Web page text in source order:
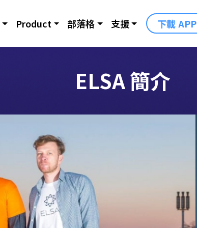
Product 部落格 支援 下載 APP
ELSA 簡介